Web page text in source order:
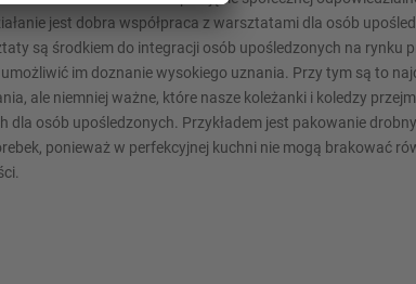
jest dobra współpraca z warsztatami dla osób
są środkiem do integracji osób upośledzonych na rynku
im doznanie wysokiego uznania. Przy tym są to
ale niemniej ważne, które nasze koleżanki i koledzy
dla osób upośledzonych. Przykładem jest pakowanie
ponieważ w perfekcyjnej kuchni nie mogą brakować